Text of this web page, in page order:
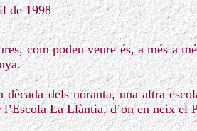
de 1998
com podeu veure és, a més a
dècada dels noranta, una altra
l’Escola La Llàntia, d’on en neix el